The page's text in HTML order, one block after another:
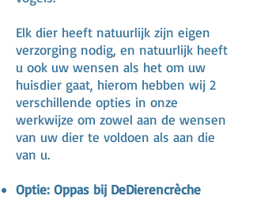
Elk dier heeft natuurlijk zijn eigen
verzorging nodig, en natuurlijk heeft
u ook uw wensen als het om uw
huisdier gaat, hierom hebben wij 2
verschillende opties in onze
werkwijze om zowel aan de wensen
van uw dier te voldoen als aan die
van u.
Optie: Oppas bij DeDierencrèche